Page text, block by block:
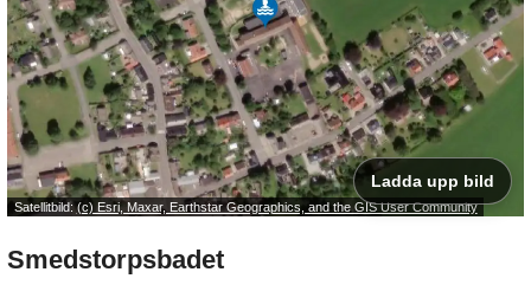
Satellitbild:(c) Esri, Maxar, Earthstar Geographics, and the GIS User Community
Ladda upp bild
Smedstorpsbadet